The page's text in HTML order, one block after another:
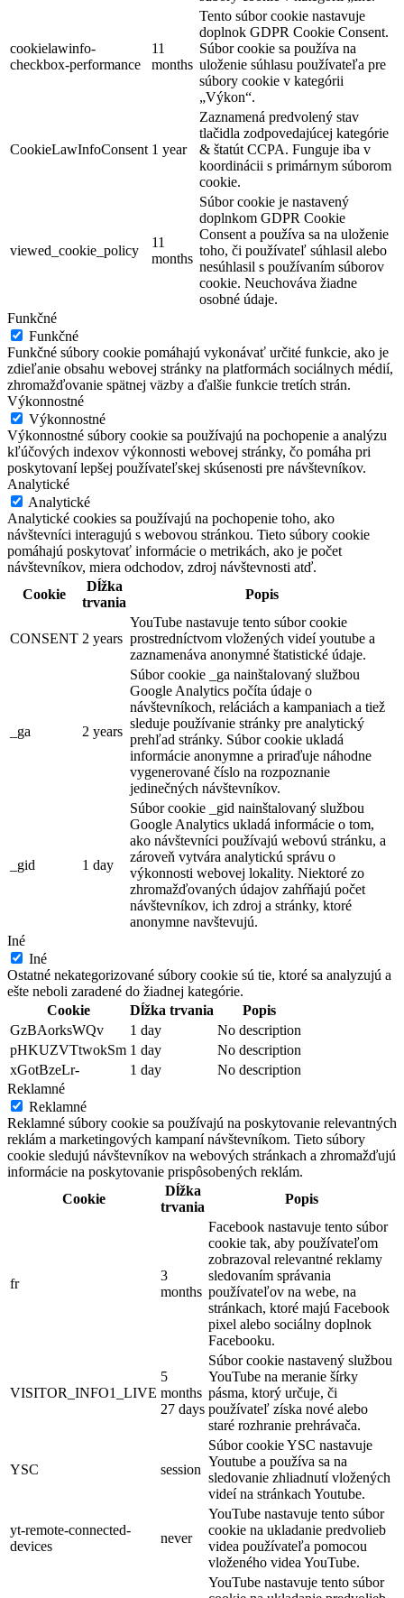
cookielawinfo-
checkbox-performance
11
months
Tento súbor cookie nastavuje
doplnok GDPR Cookie Consent.
Súbor cookie sa používa na
uloženie súhlasu používateľa pre
súbory cookie v kategórii
„Výkon“.
CookieLawInfoConsent 1 year
Zaznamená predvolený stav
tlačidla zodpovedajúcej kategórie
& štatút CCPA. Funguje iba v
koordinácii s primárnym súborom
cookie.
viewed_cookie_policy
11
months
Súbor cookie je nastavený
doplnkom GDPR Cookie
Consent a používa sa na uloženie
toho, či používateľ súhlasil alebo
nesúhlasil s používaním súborov
cookie. Neuchováva žiadne
osobné údaje.
Funkčné
Funkčné
Funkčné súbory cookie pomáhajú vykonávať určité funkcie, ako je
zdieľanie obsahu webovej stránky na platformách sociálnych médií,
zhromažďovanie spätnej väzby a ďalšie funkcie tretích strán.
Výkonnostné
Výkonnostné
Výkonnostné súbory cookie sa používajú na pochopenie a analýzu
kľúčových indexov výkonnosti webovej stránky, čo pomáha pri
poskytovaní lepšej používateľskej skúsenosti pre návštevníkov.
Analytické
Analytické
Analytické cookies sa používajú na pochopenie toho, ako
návštevníci interagujú s webovou stránkou. Tieto súbory cookie
pomáhajú poskytovať informácie o metrikách, ako je počet
návštevníkov, miera odchodov, zdroj návštevnosti atď.
Cookie
Dĺžka
trvania
Popis
CONSENT 2 years
YouTube nastavuje tento súbor cookie
prostredníctvom vložených videí youtube a
zaznamenáva anonymné štatistické údaje.
_ga 2 years
Súbor cookie _ga nainštalovaný službou
Google Analytics počíta údaje o
návštevníkoch, reláciách a kampaniach a tiež
sleduje používanie stránky pre analytický
prehľad stránky. Súbor cookie ukladá
informácie anonymne a priraďuje náhodne
vygenerované číslo na rozpoznanie
jedinečných návštevníkov.
_gid 1 day
Súbor cookie _gid nainštalovaný službou
Google Analytics ukladá informácie o tom,
ako návštevníci používajú webovú stránku, a
zároveň vytvára analytickú správu o
výkonnosti webovej lokality. Niektoré zo
zhromažďovaných údajov zahŕňajú počet
návštevníkov, ich zdroj a stránky, ktoré
anonymne navštevujú.
Iné
Iné
Ostatné nekategorizované súbory cookie sú tie, ktoré sa analyzujú a
ešte neboli zaradené do žiadnej kategórie.
Cookie
Dĺžka trvania
Popis
GzBAorksWQv
1 day
No description
pHKUZVTtwokSm 1 day
No description
xGotBzeLr-
1 day
No description
Reklamné
Reklamné
Reklamné súbory cookie sa používajú na poskytovanie relevantných
reklám a marketingových kampaní návštevníkom. Tieto súbory
cookie sledujú návštevníkov na webových stránkach a zhromažďujú
informácie na poskytovanie prispôsobených reklám.
Cookie
Dĺžka
trvania
Popis
fr
3
months
Facebook nastavuje tento súbor
cookie tak, aby používateľom
zobrazoval relevantné reklamy
sledovaním správania
používateľov na webe, na
stránkach, ktoré majú Facebook
pixel alebo sociálny doplnok
Facebooku.
VISITOR_INFO1_LIVE
5
months
27 days
Súbor cookie nastavený službou
YouTube na meranie šírky
pásma, ktorý určuje, či
používateľ získa nové alebo
staré rozhranie prehrávača.
YSC session
Súbor cookie YSC nastavuje
Youtube a používa sa na
sledovanie zhliadnutí vložených
videí na stránkach Youtube.
yt-remote-connected-
devices
never
YouTube nastavuje tento súbor
cookie na ukladanie predvolieb
videa používateľa pomocou
vloženého videa YouTube.
YouTube nastavuje tento súbor